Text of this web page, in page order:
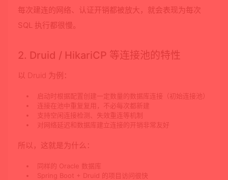
每次建连的网络、认证开销都被放大， 就会表现为每次
SQL 执行都很慢。
2. Druid / HikariCP 等连接池的特性
以 Druid 为例：
启动时根据配置创建一定数量的数据库连接（初始连接池）
连接在池中重复复用，不必每次都新建
支持空闲连接检测、失效重连等机制
对网络延迟和数据库建立连接的开销非常友好
所以，这就是为什么：
同样的 Oracle 数据库
Spring Boot + Druid 的项目访问很快